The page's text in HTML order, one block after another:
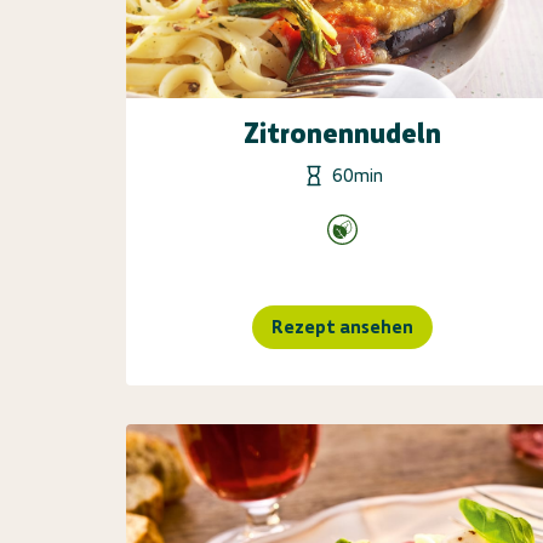
Zitronennudeln
60min
Rezept ansehen